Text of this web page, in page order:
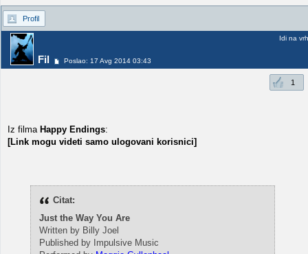
Profil
Fil Poslao: 17 Avg 2014 03:43
Idi na vrh
1
Iz filma Happy Endings:
[Link mogu videti samo ulogovani korisnici]
Citat:
Just the Way You Are
Written by Billy Joel
Published by Impulsive Music